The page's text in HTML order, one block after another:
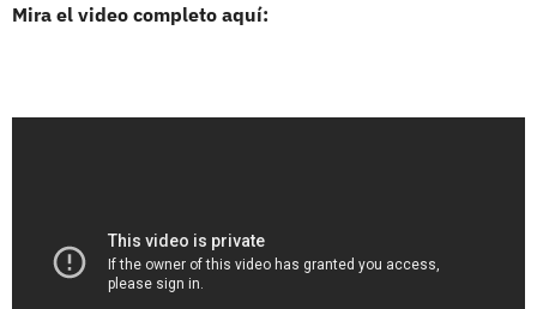
Mira el video completo aquí: